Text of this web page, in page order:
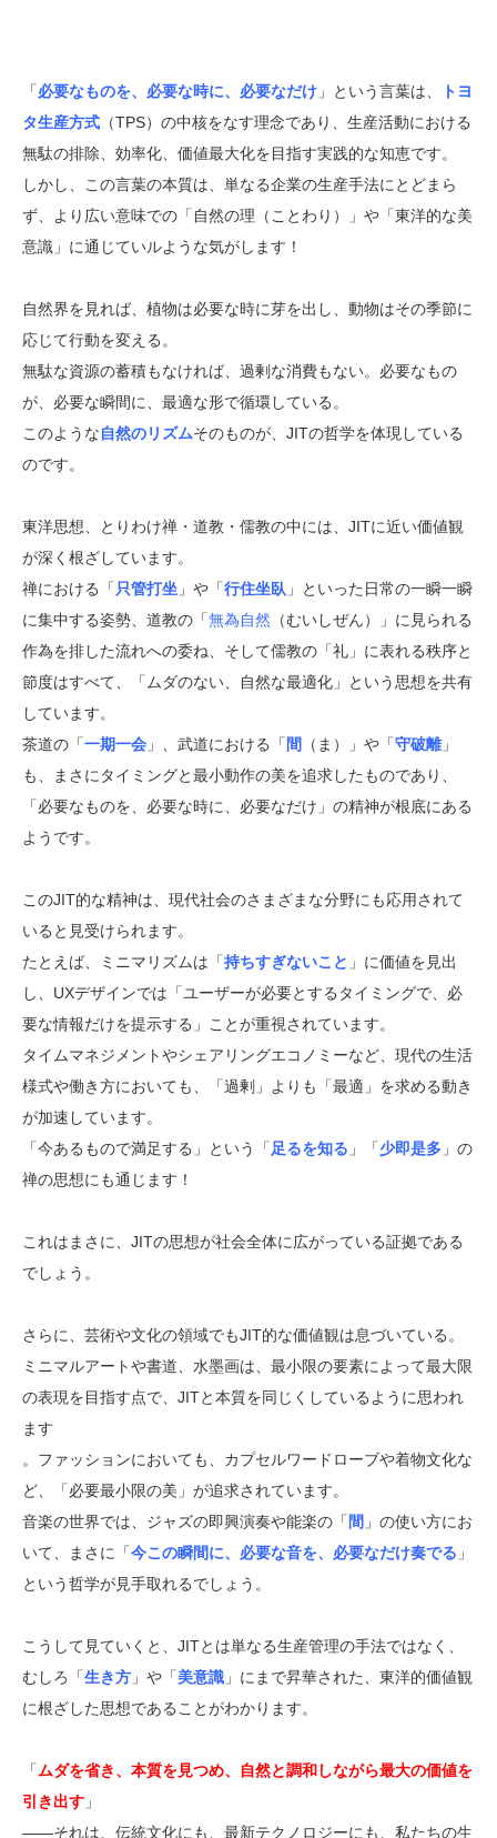
「必要なものを、必要な時に、必要なだけ 」という言葉は、
トヨ
タ生産方式 （TPS）の中核をなす理念であり、生産活動における
無駄の排除、効率化、価値最大化を目指す実践的な知恵です。
しかし、この言葉の本質は、単なる企業の生産手法にとどまら
ず、より広い意味での「自然の理（ことわり）」や「東洋的な美
意識」に通じていルような気がします！
自然界を見れば、植物は必要な時に芽を出し、動物はその季節に
応じて行動を変える。
無駄な資源の蓄積もなければ、過剰な消費もない。必要なもの
が、必要な瞬間に、最適な形で循環している。
このような自然のリズムそのものが、JITの哲学を体現している
のです。
東洋思想、とりわけ禅・道教・儒教の中には、JITに近い価値観
が深く根ざしています。
禅における「 只管打坐 」や「行住坐臥 」といった日常の一瞬一瞬
に集中する姿勢、道教の「無為自然 （むいしぜん）」に見られる
作為を排した流れへの委ね、そして儒教の「礼」に表れる秩序と
節度はすべて、「ムダのない、自然な最適化」という思想を共有
しています。
茶道の「一期一会 」、武道における「 間 （ま）」や「守破離」
も、まさにタイミングと最小動作の美を追求したものであり、
「必要なものを、必要な時に、必要なだけ」の精神が根底にある
ようです。
このJIT的な精神は、現代社会のさまざまな分野にも応用されて
いると見受けられます。
たとえば、ミニマリズムは「持ちすぎないこと 」に価値を見出
し、UXデザインでは「ユーザーが必要とするタイミングで、必
要な情報だけを提示する」ことが重視されています。
タイムマネジメントやシェアリングエコノミーなど、現代の生活
様式や働き方においても、「過剰」よりも「最適」を求める動き
が加速しています。
「今あるもので満足する」という「 足るを知る 」「少即是多 」の
禅の思想にも通じます！
これはまさに、JITの思想が社会全体に広がっている証拠である
でしょう。
さらに、芸術や文化の領域でもJIT的な価値観は息づいている。
ミニマルアートや書道、水墨画は、最小限の要素によって最大限
の表現を目指す点で、JITと本質を同じくしているように思われ
ます
。ファッションにおいても、カプセルワードローブや着物文化な
ど、「必要最小限の美」が追求されています。
音楽の世界では、ジャズの即興演奏や能楽の「 間 」の使い方にお
いて、まさに「今この瞬間に、必要な音を、必要なだけ奏でる 」
という哲学が見手取れるでしょう。
こうして見ていくと、JITとは単なる生産管理の手法ではなく、
むしろ「生き方 」や「美意識 」にまで昇華された、東洋的価値観
に根ざした思想であることがわかります。
「ムダを省き、本質を見つめ、自然と調和しながら最大の価値を
引き出す 」
——それは、伝統文化にも、最新テクノロジーにも、私たちの生